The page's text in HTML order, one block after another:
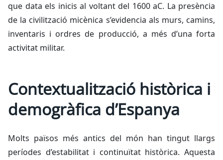
que data els inicis al voltant del 1600 aC. La presència
de la civilització micènica s’evidencia als murs, camins,
inventaris i ordres de producció, a més d’una forta
activitat militar.
Contextualització històrica i
demogràfica d’Espanya
Molts països més antics del món han tingut llargs
períodes d’estabilitat i continuïtat històrica. Aquesta